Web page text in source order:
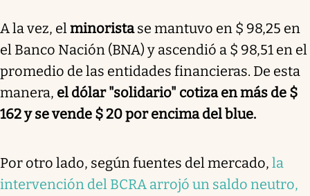
A la vez, elminoristase mantuvo en $ 98,25 en
el Banco Nación (BNA) y ascendió a $ 98,51 en el
promedio de las entidades financieras. De esta
manera, el dólar "solidario" cotiza en más de $
162 y se vende $ 20 por encima del blue.
Por otro lado, según fuentes del mercado, la
intervención del BCRA arrojó un saldo neutro,